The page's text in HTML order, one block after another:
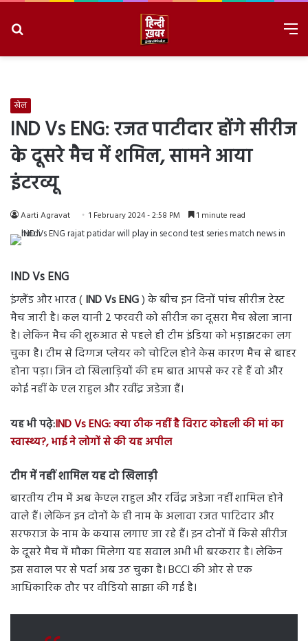
खेल
IND Vs ENG: रजत पाटीदार होंगे सीरीज
के दूसरे मैच में शमिल, सामने आया
इंटरव्यू
Aarti Agravat 1 February 2024 - 2:58 PM 1 minute read
IND Vs ENG
इंग्लैंड और भारत (IND Vs ENG) के बीच इन दिनों पांच सीरीज टेस्ट
मैच जारी है। कल यानी 2 फरवरी को सीरीज का दूसरा मैच खेला जाना
है। लेकिन मैच की शुरुआत से पहले ही टीम इंडिया को भड़ाझटका लग
चुका है। टीम से दिग्गज प्लेयर को चोटिल होने केस कारण मैच से बाहर
होना पड़ा। जिन दो खिलाड़ियों की हम बात आपसे कर रहे हैं वो और
कोई नहीं के एल राहुल और रवींद्र जडेजा हैं।
यह भी पढ़े:IND Vs ENG: क्या ठीक नहीं है विराट कोहली की मां का
स्वास्थ्य?, भाई ने लोगों से की यह अपील
टीम में नहीं शामिल यह दो खिलाड़ी
बारतीय टीम में अब केएल राहुल और रविंद्र जडेजा नहीं शामिल होने
वाले हैं। लेकिन इन दोनों के ही नाम के अलावा रजत पाटिदार और
सरफराज के नाम के कयास लगाए जा रहे हैं। इन दोनों में किसे सीरीज
के दूसरे मैच में मौका मिलेगा यह सवाल अभी भी बरकरार है। लेकिन
इस सवाल पर से पर्दा अब उठ चुका है। BCCI की ओर से एक
आधिकारिक तौर पर वीडियो साझा की गई है।